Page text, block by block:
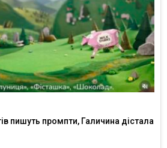
пишуть промпти, Галичина дістала